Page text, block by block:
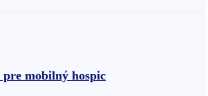
mobilný hospic